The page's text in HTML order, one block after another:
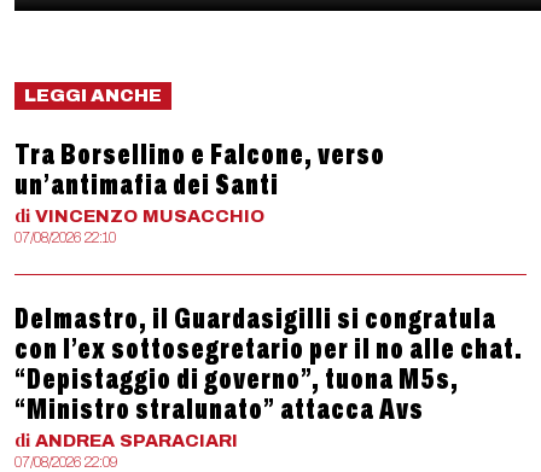
LEGGI ANCHE
Tra Borsellino e Falcone, verso
un’antimafia dei Santi
di VINCENZO MUSACCHIO
07/08/2026 22:10
Delmastro, il Guardasigilli si congratula
con l’ex sottosegretario per il no alle chat.
“Depistaggio di governo”, tuona M5s,
“Ministro stralunato” attacca Avs
di ANDREA SPARACIARI
07/08/2026 22:09